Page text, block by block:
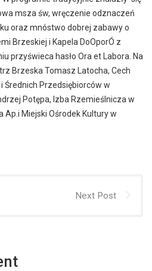
msza św, wręczenie odznaczeń
oraz mnóstwo dobrej zabawy o
Brzeskiej i Kapela DoOporÓ z
przyświeca hasło Ora et Labora. Na
Brzeska Tomasz Latocha, Cech
Średnich Przedsiębiorców w
Potępa, Izba Rzemieślnicza w
Ap.i Miejski Ośrodek Kultury w
Next Post